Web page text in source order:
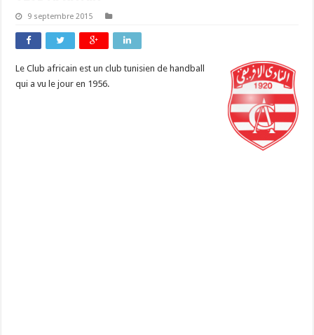
9 septembre 2015
Le Club africain est un club tunisien de handball
qui a vu le jour en 1956.